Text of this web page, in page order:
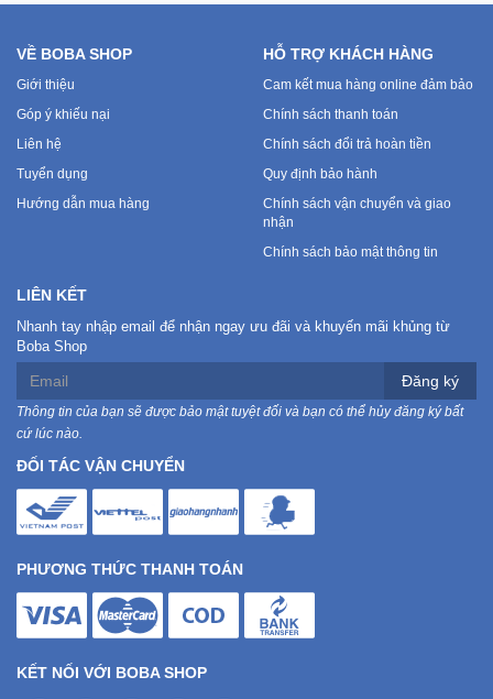
Bị
Tế
Cụ
Massage
Thể
Ngoại
Ô
Xe
Máy
Đồ
chơi
công
vụ
VỀ BOBA SHOP
Giới thiệu
Góp ý khiếu nại
Liên hệ
Tuyển dụng
Hướng dẫn mua hàng
HỖ TRỢ KHÁCH HÀNG
Cam kết mua hàng online đảm bảo
Chính sách thanh toán
Chính sách đổi trả hoàn tiền
Quy định bảo hành
Chính sách vận chuyển và giao
nhận
Chính sách bảo mật thông tin
LIÊN KẾT
Nhanh tay nhập email để nhận ngay ưu đãi và khuyến mãi khủng từ
Boba Shop
Đăng ký
Thông tin của bạn sẽ được bảo mật tuyệt đối và bạn có thể hủy đăng ký bất
cứ lúc nào.
ĐỐI TÁC VẬN CHUYỂN
PHƯƠNG THỨC THANH TOÁN
KẾT NỐI VỚI BOBA SHOP